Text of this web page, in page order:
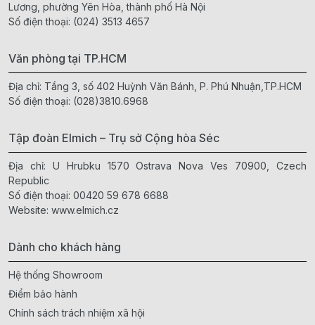
Lương, phường Yên Hòa, thành phố Hà Nội
Số điện thoại: (024) 3513 4657
Văn phòng tại TP.HCM
Địa chỉ: Tầng 3, số 402 Huỳnh Văn Bánh, P. Phú Nhuận,TP.HCM
Số điện thoại: (028)3810.6968
Tập đoàn Elmich – Trụ sở Cộng hòa Séc
Địa chỉ: U Hrubku 1570 Ostrava Nova Ves 70900, Czech
Republic
Số điện thoại: 00420 59 678 6688
Website: www.elmich.cz
Dành cho khách hàng
Hệ thống Showroom
Điểm bảo hành
Chính sách trách nhiệm xã hội